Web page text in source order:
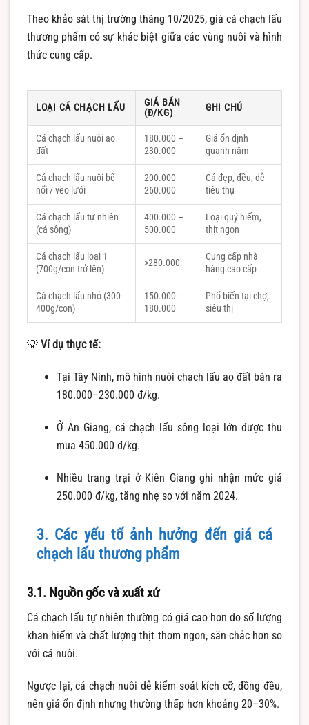
Theo khảo sát thị trường tháng 10/2025, giá cá chạch lấu
thương phẩm có sự khác biệt giữa các vùng nuôi và hình
thức cung cấp.
LOẠI CÁ CHẠCH LẤU
GIÁ BÁN
(Đ/KG)
GHI CHÚ
Cá chạch lấu nuôi ao
đất
180.000 –
230.000
Giá ổn định
quanh năm
Cá chạch lấu nuôi bể
nổi / vèo lưới
200.000 –
260.000
Cá đẹp, đều, dễ
tiêu thụ
Cá chạch lấu tự nhiên
(cá sông)
400.000 –
500.000
Loại quý hiếm,
thịt ngon
Cá chạch lấu loại 1
(700g/con trở lên)
>280.000
Cung cấp nhà
hàng cao cấp
Cá chạch lấu nhỏ (300–
400g/con)
150.000 –
180.000
Phổ biến tại chợ,
siêu thị
💡 Ví dụ thực tế:
Tại Tây Ninh, mô hình nuôi chạch lấu ao đất bán ra
180.000–230.000 đ/kg.
Ở An Giang, cá chạch lấu sông loại lớn được thu
mua 450.000 đ/kg.
Nhiều trang trại ở Kiên Giang ghi nhận mức giá
250.000 đ/kg, tăng nhẹ so với năm 2024.
3. Các yếu tố ảnh hưởng đến giá cá
chạch lấu thương phẩm
3.1. Nguồn gốc và xuất xứ
Cá chạch lấu tự nhiên thường có giá cao hơn do số lượng
khan hiếm và chất lượng thịt thơm ngon, săn chắc hơn so
với cá nuôi.
Ngược lại, cá chạch nuôi dễ kiểm soát kích cỡ, đồng đều,
nên giá ổn định nhưng thường thấp hơn khoảng 20–30%.